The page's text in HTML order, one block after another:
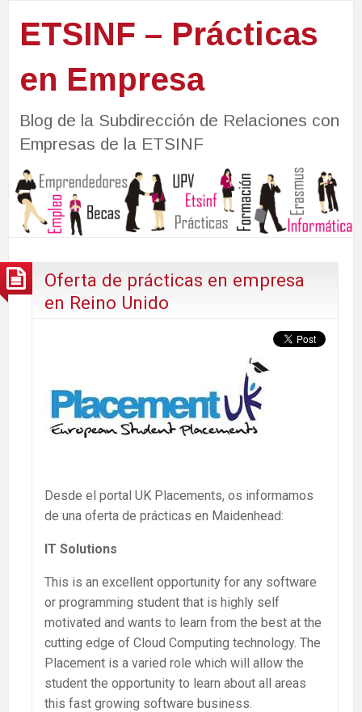
ETSINF – Prácticas
en Empresa
Blog de la Subdirección de Relaciones con
Empresas de la ETSINF
Oferta de prácticas en empresa
en Reino Unido
Desde el portal UK Placements, os informamos
de una oferta de prácticas en Maidenhead:
IT Solutions
This is an excellent opportunity for any software
or programming student that is highly self
motivated and wants to learn from the best at the
cutting edge of Cloud Computing technology. The
Placement is a varied role which will allow the
student the opportunity to learn about all areas
this fast growing software business.